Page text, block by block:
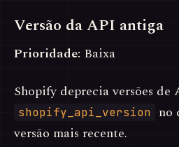
Versão da API antiga
Prioridade: Baixa
Shopify deprecia versões
shopify_api_version
no
versão mais recente.